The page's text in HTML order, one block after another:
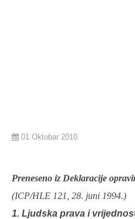
01 Oktobar 2010
Preneseno iz Deklaracije
(ICP/HLE 121, 28. juni 1994.)
1. Ljudska prava i